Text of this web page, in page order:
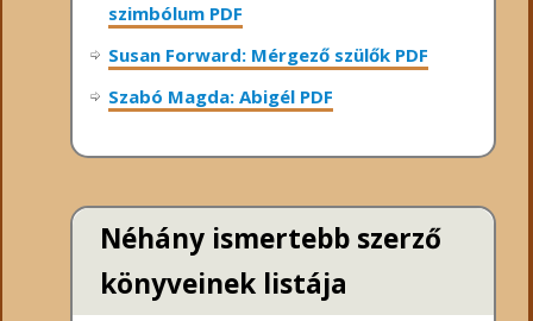
szimbólum PDF
Susan Forward: Mérgező szülők PDF
Szabó Magda: Abigél PDF
Néhány ismertebb szerző
könyveinek listája